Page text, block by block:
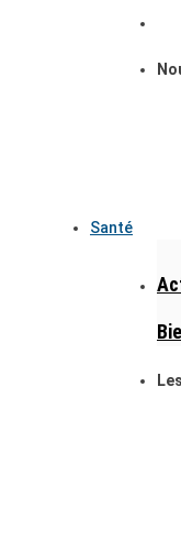
Santé